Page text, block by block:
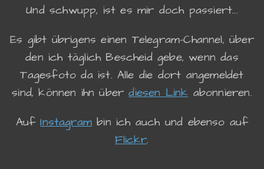
Und schwupp, ist es mir doch passiert...
Es gibt übrigens einen Telegram-Channel, über
den ich täglich Bescheid gebe, wenn das
Tagesfoto da ist. Alle die dort angemeldet
sind, können ihn überdiesen Linkabonnieren.
AufInstagram bin ich auch und ebenso auf
Flickr.